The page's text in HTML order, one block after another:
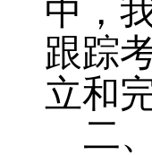
中 ，
跟踪
立和
二